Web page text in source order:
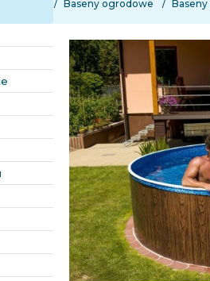
Baseny ogrodowe Baseny